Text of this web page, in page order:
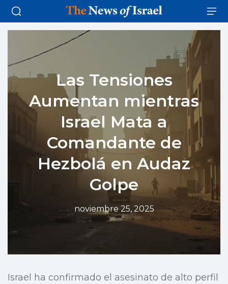
Las Tensiones
Aumentan mientras
Israel Mata a
Comandante de
Hezbolá en Audaz
Golpe
noviembre 25, 2025
Israel ha confirmado el asesinato de alto perfil